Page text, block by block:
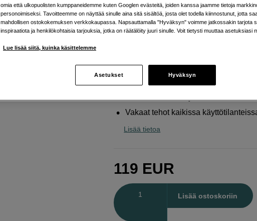
Sony NP-SA100
Vakaat tehot kaikissa
Lisää tietoa
119 EUR
Lisää ostoskoriin
omia että ulkopuolisten kumppaneidemme kuten Googlen evästeitä, joiden kanssa jaamme tietoja
personoimiseksi. Tavoitteemme on näyttää sinulle aina sitä sisältöä, josta olet todella kiinnostunut, jotta
mahdollisen ostokokemuksen verkkokaupassa. Napsauttamalla "Hyväksyn" voimme jatkossakin tarjota
inspiraatiota ja henkilökohtaisia tarjouksia, jotka on räätälöity juuri sinulle. Voit tietysti muuttaa asetuksiasi
Lue lisää siitä, kuinka käsittelemme
Asetukset Hyväksyn